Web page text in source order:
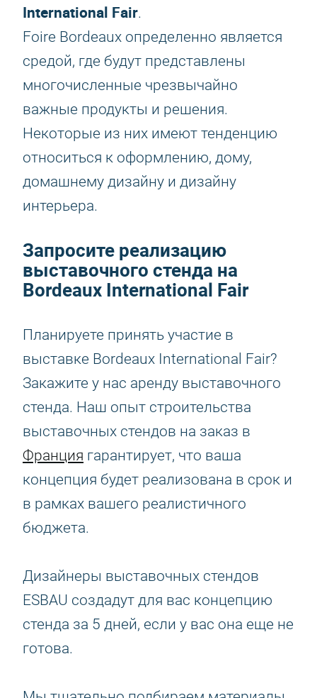
International Fair.
Foire Bordeaux определенно является
средой, где будут представлены
многочисленные чрезвычайно
важные продукты и решения.
Некоторые из них имеют тенденцию
относиться к оформлению, дому,
домашнему дизайну и дизайну
интерьера.
Запросите реализацию
выставочного стенда на
Bordeaux International Fair
Планируете принять участие в
выставке Bordeaux International Fair?
Закажите у нас аренду выставочного
стенда. Наш опыт строительства
выставочных стендов на заказ в
Франция гарантирует, что ваша
концепция будет реализована в срок и
в рамках вашего реалистичного
бюджета.
Дизайнеры выставочных стендов
ESBAU создадут для вас концепцию
стенда за 5 дней, если у вас она еще не
готова.